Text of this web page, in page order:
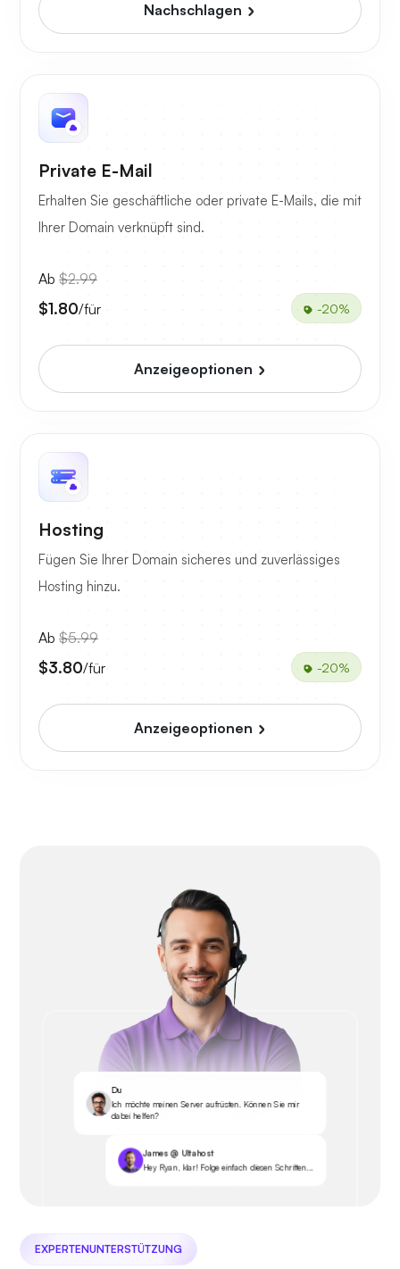
Nachschlagen
Private E-Mail
Erhalten Sie geschäftliche oder private E-Mails, die mit
Ihrer Domain verknüpft sind.
Ab $2.99
$1.80/für -20%
Anzeigeoptionen
Hosting
Fügen Sie Ihrer Domain sicheres und zuverlässiges
Hosting hinzu.
Ab $5.99
$3.80/für -20%
Anzeigeoptionen
Du
Ich möchte meinen Server aufrüsten. Können Sie mir
dabei helfen?
James @ Ultahost
Hey Ryan, klar! Folge einfach diesen Schritten...
EXPERTENUNTERSTÜTZUNG